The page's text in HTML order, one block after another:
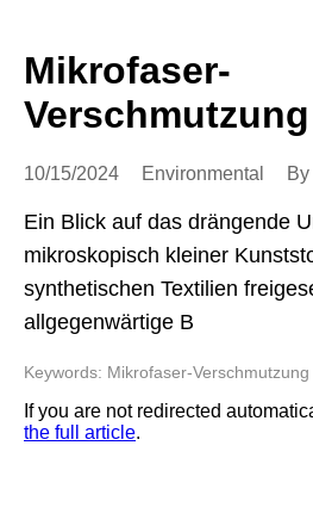
Mikrofaser-
Verschmutzung
10/15/2024 Environmental
Ein Blick auf das drängende
mikroskopisch kleiner
synthetischen Textilien
allgegenwärtige B
Keywords: Mikrofaser-Verschmutzung
If you are not redirected
the full article.